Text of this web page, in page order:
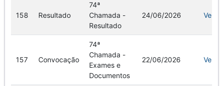
158 Resultado
74ª
Chamada -
Resultado
24/06/2026 Ver
157 Convocação
74ª
Chamada -
Exames e
Documentos
22/06/2026 Ver